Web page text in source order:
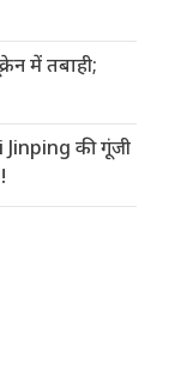
में तबाही;
की गूंजी